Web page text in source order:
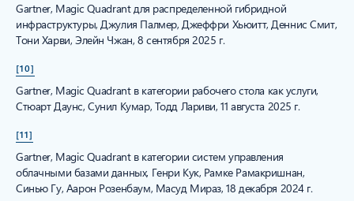
Gartner, Magic Quadrant для распределенной гибридной
инфраструктуры, Джулия Палмер, Джеффри Хьюитт, Деннис Смит,
Тони Харви, Элейн Чжан, 8 сентября 2025 г.
[10]
Gartner, Magic Quadrant в категории рабочего стола как услуги,
Стюарт Даунс, Сунил Кумар, Тодд Лариви, 11 августа 2025 г.
[11]
Gartner, Magic Quadrant в категории систем управления
облачными базами данных, Генри Кук, Рамке Рамакришнан,
Синью Гу, Аарон Розенбаум, Масуд Мираз, 18 декабря 2024 г.